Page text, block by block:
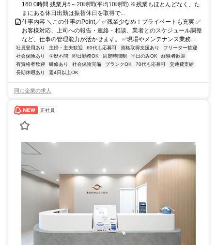
160.0時間 残業月5～20時間(平均10時間) ※残業もほとんどなく、た
まにある休日出勤は振替休日を取得で...
仕事内容 ＼この仕事のPoint／ ✅️残業少なめ！プライベートも充実 ✅️
お客様対応、上司への報告・連絡・相談、業者とのスケジュール調整
など、仕事の管理能力が活かせます。 ✅️現場やメンテナンス業務...
社員登用あり 主婦・主夫歓迎 60代も応募可 資格取得支援あり
フリーター歓迎
社会保険あり
学歴不問 即日勤務OK 固定時間制 平日のみOK
経験者歓迎
有資格者歓迎
研修あり 社会保険完備 ブランクOK 70代も応募可
交通費支給
長期休暇あり
週4日以上OK
同じ企業の求人
正社員